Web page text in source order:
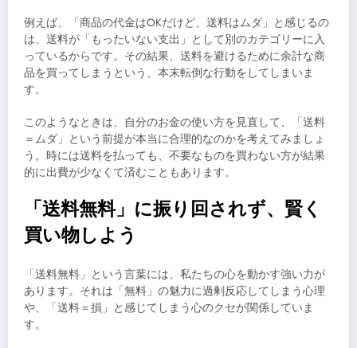
例えば、「商品の代金はOKだけど、送料はムダ」と感じるの
は、送料が「もったいない支出」として別のカテゴリーに入
っているからです。その結果、送料を避けるために余計な商
品を買ってしまうという、本末転倒な行動をしてしまいま
す。
このようなときは、自分のお金の使い方を見直して、「送料
＝ムダ」という前提が本当に合理的なのかを考えてみましょ
う。時には送料を払っても、不要なものを買わない方が結果
的に出費が少なくて済むこともあります。
「送料無料」に振り回されず、賢く
買い物しよう
「送料無料」という言葉には、私たちの心を動かす強い力が
あります。それは「無料」の魅力に過剰反応してしまう心理
や、「送料＝損」と感じてしまう心のクセが関係していま
す。